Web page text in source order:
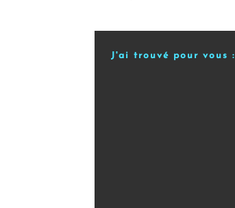
J'ai trouvé pour vous :